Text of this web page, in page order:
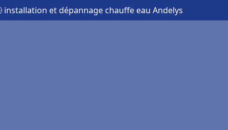
installation et dépannage chauffe eau Andelys